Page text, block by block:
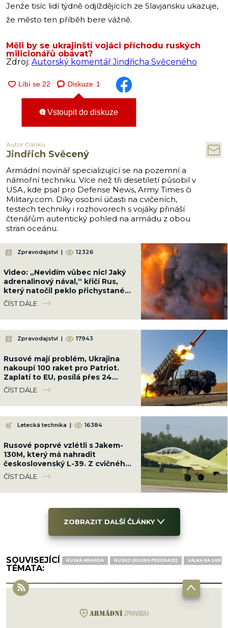
Jenže tisíc lidí týdně odjíždějících ze Slavjansku ukazuje,
že město ten příběh bere vážně.
Měli by se ukrajinští vojáci příchodu ruských
milicionářů obávat?
Zdroj: Autorský komentář Jindřicha Svěceného
Diskuze 1
Vstoupit do diskuze
Autor článku
Jindřich Svěcený
Armádní novinář specializující se na pozemní a
námořní techniku. Více než tři desetiletí působil v
USA, kde psal pro Defense News, Army Times či
Military.com. Díky osobní účasti na cvičeních,
testech techniky i rozhovorech s vojáky přináší
čtenářům autentický pohled na armádu z obou
stran oceánu.
Zpravodajství | 12326
Video: „Nevidím vůbec nic! Jaký
adrenalinový nával,“ křičí Rus,
který natočil peklo přichystané
Ukrajinci cestou na Krym
ČÍST DÁLE
Zpravodajství | 17943
Rusové mají problém, Ukrajina
nakoupí 100 raket pro Patriot.
Zaplatí to EU, posílá přes 24
miliard Kč
ČÍST DÁLE
Letecká technika | 16384
Rusové poprvé vzlétli s Jakem-
130M, který má nahradit
československý L-39. Z cvičného
letounu dělají bojový
ČÍST DÁLE
ZOBRAZIT DALŠÍ ČLÁNKY
SOUVISEJÍCÍ
TÉMATA:
RUSKÁ ARMÁDA RUSKO (RUSKÁ FEDERACE) VÁLKA NA